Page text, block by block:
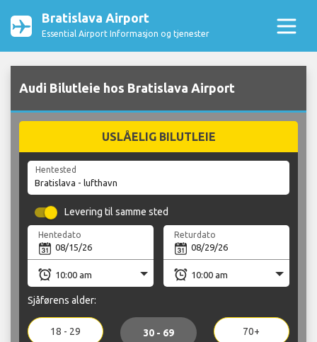
Bratislava Airport
Essential Airport Informasjon og tjenester
Audi Bilutleie hos Bratislava Airport
USLÅELIG BILUTLEIE
Hentested
Levering til samme sted
Hentedato Returdato
Sjåførens alder:
18 - 29 30 - 69 70+